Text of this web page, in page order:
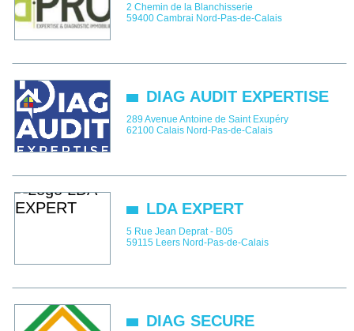
2 Chemin de la Blanchisserie
59400 Cambrai Nord-Pas-de-Calais
DIAG AUDIT EXPERTISE
289 Avenue Antoine de Saint Exupéry
62100 Calais Nord-Pas-de-Calais
LDA EXPERT
5 Rue Jean Deprat - B05
59115 Leers Nord-Pas-de-Calais
DIAG SECURE